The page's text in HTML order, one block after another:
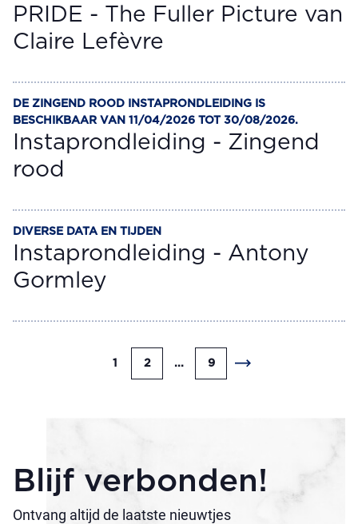
PRIDE - The Fuller Picture van
Claire Lefèvre
RONDLEIDING
DE ZINGEND ROOD INSTAPRONDLEIDING IS
BESCHIKBAAR VAN 11/04/2026 TOT 30/08/2026.
Instaprondleiding - Zingend
rood
DIVERSE DATA EN TIJDEN
Instaprondleiding - Antony
Gormley
1 2 ... 9
Blijf verbonden!
Ontvang altijd de laatste nieuwtjes